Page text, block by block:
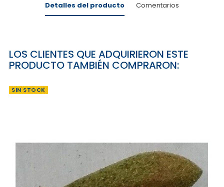
Detalles del producto Comentarios
LOS CLIENTES QUE ADQUIRIERON ESTE
PRODUCTO TAMBIÉN COMPRARON:
SIN STOCK